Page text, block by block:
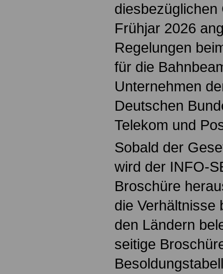
Frühjar 2026
Regelungen
für die
Unternehmen
Deutschen
Telekom und
Sobald der
wird der INFO-
Broschüre
die Verhältnisse
den Ländern
seitige